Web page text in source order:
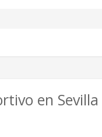
en Sevilla